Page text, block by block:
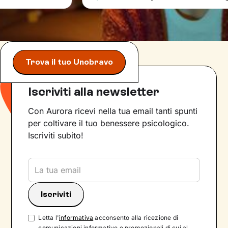
Trova il tuo Unobravo
Iscriviti alla newsletter
Con Aurora ricevi nella tua email tanti spunti
per coltivare il tuo benessere psicologico.
Iscriviti subito!
Letta l'informativa acconsento alla ricezione di